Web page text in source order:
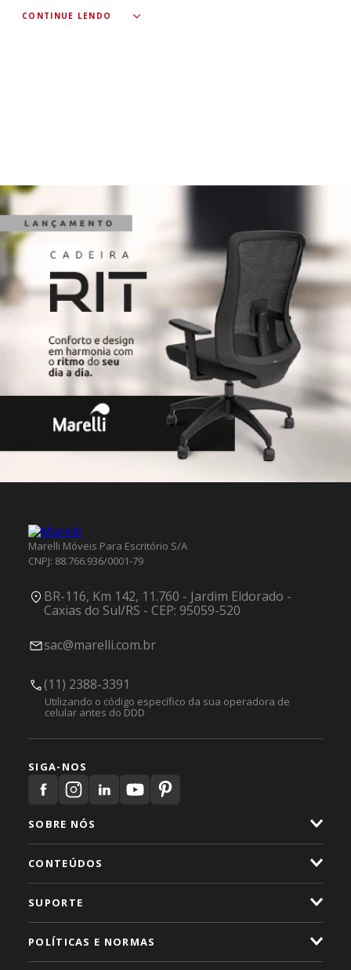
Marelli Móveis Para Escritório S/A
CNPJ: 88.766.936/0001-79
BR-116, Km 142, 11.760 - Jardim Eldorado -
Caxias do Sul/RS - CEP: 95059-520
sac@marelli.com.br
(11) 2388-3391
Utilizando o código específico da sua operadora de
celular antes do DDD
SIGA-NOS
SOBRE NÓS
CONTEÚDOS
SUPORTE
POLÍTICAS E NORMAS